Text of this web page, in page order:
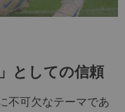
としての信頼
不可欠なテーマであ